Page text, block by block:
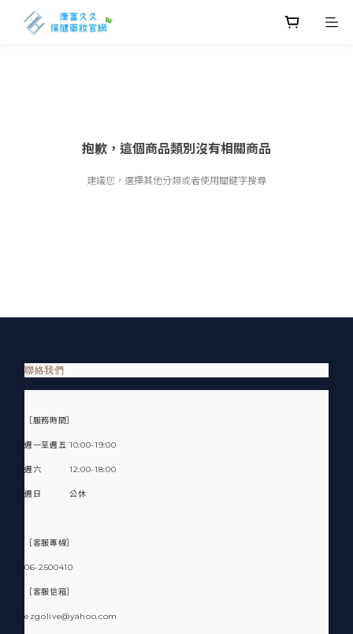
抱歉，這個商品類別沒有相關商品
建議您，選擇其他分類或者使用關鍵字搜尋
聯絡我們
［服務時間］
週一至週五 10:00-19:00
週六 12:00-18:00
週日 公休
［客服專線］
06-2500410
［客服信箱］
ezgolive@yahoo.com